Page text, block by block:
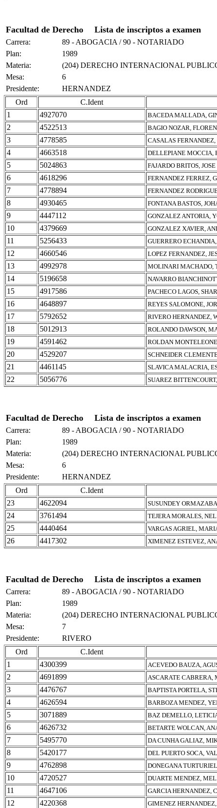
Facultad de Derecho Lista de inscriptos a examen
Carrera:
89 - ABOGACIA / 90 - NOTARIADO
Plan:
1989
Materia:
(204) DERECHO INTERNACIONAL
Mesa:
6
Presidente:
HERNANDEZ
Ord
C.Ident
1
4927070 BACEDA MALLADA,
2 4522513 BAGIO NOZAR,
3 4778585 CASALAS
4 4663518 DELLEPIANE MOCCIA,
5 5024863 FAJARDO BRITOS,
6 4618296 FERNANDEZ FERREZ,
7 4778894 FERNANDEZ
8 4930465 FONTANA BASTOS,
9 4447112 GONZALEZ ANTORIA,
10 4379669 GONZALEZ XAVIER,
11 5256433 GUERRERO
12 4660546 LOPEZ FERNANDEZ,
13 4992978 MOLINARI MACHADO,
14 5196658 NAVARRO
15 4917586 PACHECO LAGOS,
16 4648897 REYES SALOMONE,
17 5792652 RIVERO HERNANDEZ,
18 5012913 ROLANDO DAWSON,
19 4591462 ROLDAN
20 4529207 SCHNEIDER
21 4461145 SLAVICA MALACRIA,
22 5056776 SUAREZ
Facultad de Derecho Lista de inscriptos a examen
Carrera:
89 - ABOGACIA / 90 - NOTARIADO
Plan:
1989
Materia:
(204) DERECHO INTERNACIONAL
Mesa:
6
Presidente:
HERNANDEZ
Ord
C.Ident
23
4622094 SUSUNDEY
24 3761494 TEJERA MORALES,
25 4440464 VARGAS AGRIEL,
26 4417302 XIMENEZ ESTEVEZ,
Facultad de Derecho Lista de inscriptos a examen
Carrera:
89 - ABOGACIA / 90 - NOTARIADO
Plan:
1989
Materia:
(204) DERECHO INTERNACIONAL
Mesa:
7
Presidente:
RIVERO
Ord
C.Ident
1
4300399 ACEVEDO BAUZA,
2 4691899 ASCARATE CABRERA,
3 4476767 BAPTISTA PORTELA,
4 4626594 BARBOZA MENDEZ,
5 3071889 BAZ DEMELLO,
6 4626732 BETARTE WOLCAN,
7 5495770 DA CUNHA GALIAZ,
8 5420177 DEL PUERTO SOCA,
9 4762898 DONEGANA
10 4720527 DUARTE MENDEZ,
11 4647106 GARCIA HERNANDEZ,
12 4220368 GIMENEZ